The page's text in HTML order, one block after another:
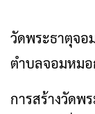
วัดพระธาตุจอ
ตำบลจอมหมอ
การสร้างวัดพ